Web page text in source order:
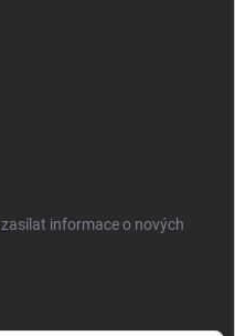
informace o nových